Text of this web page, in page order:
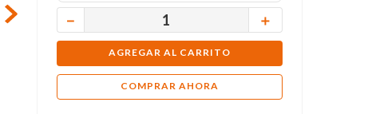
＋
－
AGREGAR AL CARRITO
COMPRAR AHORA